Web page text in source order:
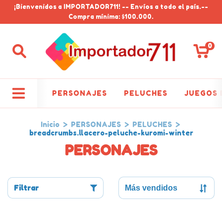
¡Bienvenidos a IMPORTADOR711! -- Envíos a todo el país.--
Compra mínima: $100.000.
0
PERSONAJES PELUCHES JUEGOS
Inicio > PERSONAJES > PELUCHES >
breadcrumbs.llacero-peluche-kuromi-winter
PERSONAJES
Filtrar